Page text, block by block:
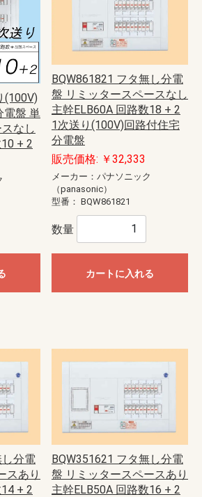
(100V)
電盤 単
なし
+ 2
BQW861821 フタ無し分電
盤 リミッタースペースなし
主幹ELB60A 回路数18 + 2
1次送り(100V)回路付住宅
分電盤
販売価格: ￥32,333
メーカー：パナソニック
（panasonic）
型番： BQW861821
数量
カートに入れる
分電
スあり
+ 2
BQW351621 フタ無し分電
盤 リミッタースペースあり
主幹ELB50A 回路数16 + 2